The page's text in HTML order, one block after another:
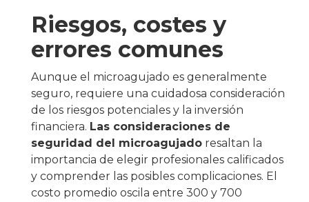
Riesgos, costes y
errores comunes
Aunque el microagujado es generalmente
seguro, requiere una cuidadosa consideración
de los riesgos potenciales y la inversión
financiera. Las consideraciones de
seguridad del microagujado resaltan la
importancia de elegir profesionales calificados
y comprender las posibles complicaciones. El
costo promedio oscila entre 300 y 700